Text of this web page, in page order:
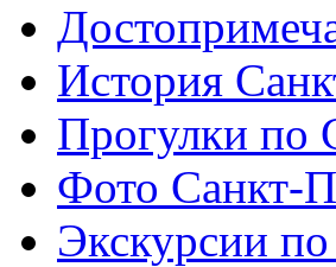
История
Прогулки по
Фото Санкт-
Экскурсии